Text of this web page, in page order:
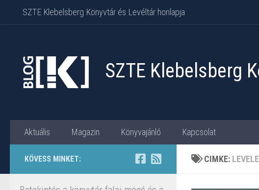
Skip to content
SZTE Klebelsberg Könyvtár és Levéltár honlapja
SZTE Klebelsberg
Aktuális Magazin Könyvajánló Kapcsolat
CIMKE:
KÖVESS MINKET: